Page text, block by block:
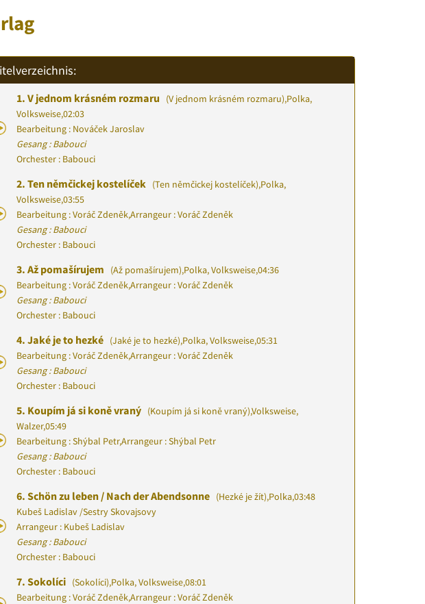
1. V jednom krásném rozmaru (V jednom krásném rozmaru),Polka,
Volksweise,02:03
Bearbeitung : Nováček Jaroslav
Gesang : Babouci
Orchester : Babouci
2. Ten němčickej kostelíček (Ten němčickej kostelíček),Polka,
Volksweise,03:55
Bearbeitung : Voráč Zdeněk,Arrangeur : Voráč Zdeněk
Gesang : Babouci
Orchester : Babouci
3. Až pomašírujem (Až pomašírujem),Polka, Volksweise,04:36
Bearbeitung : Voráč Zdeněk,Arrangeur : Voráč Zdeněk
Gesang : Babouci
Orchester : Babouci
4. Jaké je to hezké (Jaké je to hezké),Polka, Volksweise,05:31
Bearbeitung : Voráč Zdeněk,Arrangeur : Voráč Zdeněk
Gesang : Babouci
Orchester : Babouci
5. Koupím já si koně vraný (Koupím já si koně vraný),Volksweise,
Walzer,05:49
Bearbeitung : Shýbal Petr,Arrangeur : Shýbal Petr
Gesang : Babouci
Orchester : Babouci
6. Schön zu leben / Nach der Abendsonne (Hezké je žít),Polka,03:48
Kubeš Ladislav /Sestry Skovajsovy
Arrangeur : Kubeš Ladislav
Gesang : Babouci
Orchester : Babouci
7. Sokolíci (Sokolíci),Polka, Volksweise,08:01
Bearbeitung : Voráč Zdeněk,Arrangeur : Voráč Zdeněk